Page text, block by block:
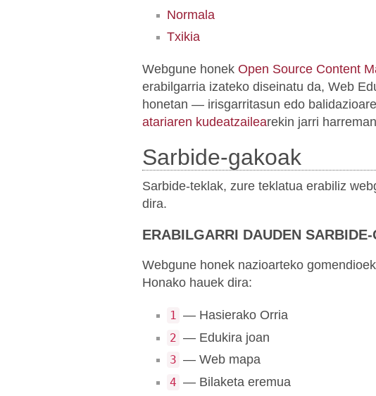
Normala
Txikia
Webgune honek Open Source Content
erabilgarria izateko diseinatu da, Web
honetan — irisgarritasun edo
atariaren kudeatzailearekin jarri
Sarbide-gakoak
Sarbide-teklak, zure teklatua erabiliz
dira.
ERABILGARRI DAUDEN
Webgune honek nazioarteko
Honako hauek dira:
1 — Hasierako Orria
2 — Edukira joan
3 — Web mapa
4 — Bilaketa eremua